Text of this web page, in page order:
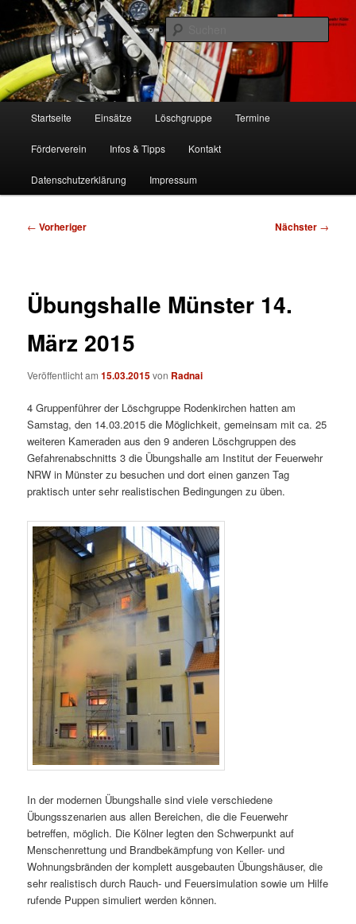
Zum
primären
Inhalt
springenFF Köln, LG RD
Freiwillige Feuerwehr Köln, Löschgruppe Rodenkirchen
Startseite Einsätze Löschgruppe Termine
Förderverein Infos & Tipps Kontakt
Datenschutzerklärung Impressum
Beitragsnavigation
← Vorheriger Nächster →
Übungshalle Münster 14.
März 2015
Veröffentlicht am15.03.2015von Radnai
4 Gruppenführer der Löschgruppe Rodenkirchen hatten am
Samstag, den 14.03.2015 die Möglichkeit, gemeinsam mit ca. 25
weiteren Kameraden aus den 9 anderen Löschgruppen des
Gefahrenabschnitts 3 die Übungshalle am Institut der Feuerwehr
NRW in Münster zu besuchen und dort einen ganzen Tag
praktisch unter sehr realistischen Bedingungen zu üben.
In der modernen Übungshalle sind viele verschiedene
Übungsszenarien aus allen Bereichen, die die Feuerwehr
betreffen, möglich. Die Kölner legten den Schwerpunkt auf
Menschenrettung und Brandbekämpfung von Keller- und
Wohnungsbränden der komplett ausgebauten Übungshäuser, die
sehr realistisch durch Rauch- und Feuersimulation sowie um Hilfe
rufende Puppen simuliert werden können.